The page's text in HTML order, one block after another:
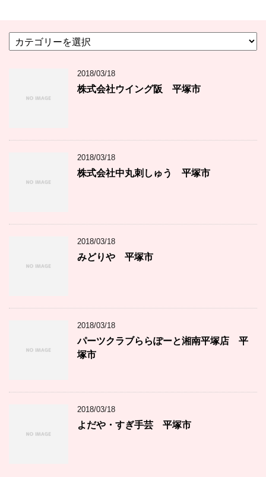
テ
2018/03/18
株式会社ウイング阪 平塚市
2018/03/18
株式会社中丸刺しゅう 平塚市
2018/03/18
みどりや 平塚市
2018/03/18
パーツクラブららぽーと湘南平塚店 平
塚市
2018/03/18
よだや・すぎ手芸 平塚市